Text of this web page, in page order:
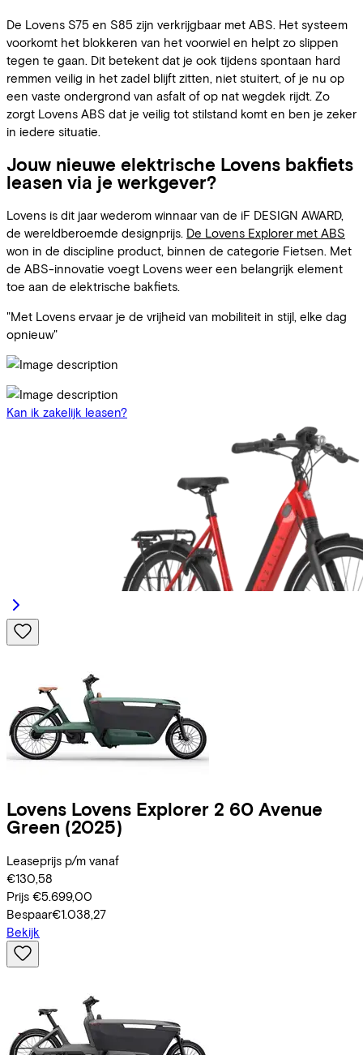
De Lovens S75 en S85 zijn verkrijgbaar met ABS. Het systeem
voorkomt het blokkeren van het voorwiel en helpt zo slippen
tegen te gaan. Dit betekent dat je ook tijdens spontaan hard
remmen veilig in het zadel blijft zitten, niet stuitert, of je nu op
een vaste ondergrond van asfalt of op nat wegdek rijdt. Zo
zorgt Lovens ABS dat je veilig tot stilstand komt en ben je zeker
in iedere situatie.
Jouw nieuwe elektrische Lovens bakfiets
leasen via je werkgever?
Lovens is dit jaar wederom winnaar van de iF DESIGN AWARD,
de wereldberoemde designprijs. De Lovens Explorer met ABS
won in de discipline product, binnen de categorie Fietsen. Met
de ABS-innovatie voegt Lovens weer een belangrijk element
toe aan de elektrische bakfiets.
"Met Lovens ervaar je de vrijheid van mobiliteit in stijl, elke dag
opnieuw"
Kan ik zakelijk leasen?
Lovens Lovens Explorer 2 60 Avenue
Green (2025)
Leaseprijs p/m vanaf
€130,58
Prijs €5.699,00
Bespaar€1.038,27
Bekijk